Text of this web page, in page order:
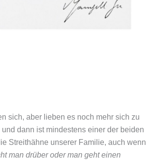
sich, aber lieben es noch mehr sich zu
dann ist mindestens einer der beiden
Streithähne unserer Familie, auch wenn
man drüber oder man geht einen